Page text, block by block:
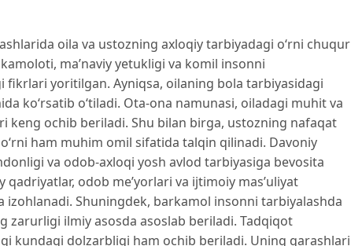
oila va ustozning axloqiy tarbiyadagi o‘rni chuqur
ma’naviy yetukligi va komil insonni
yoritilgan. Ayniqsa, oilaning bola tarbiyasidagi
ko‘rsatib o‘tiladi. Ota-ona namunasi, oiladagi muhit va
keng ochib beriladi. Shu bilan birga, ustozning nafaqat
ham muhim omil sifatida talqin qilinadi. Davoniy
va odob-axloqi yosh avlod tarbiyasiga bevosita
qadriyatlar, odob me’yorlari va ijtimoiy mas’uliyat
Shuningdek, barkamol insonni tarbiyalashda
zarurligi ilmiy asosda asoslab beriladi. Tadqiqot
kundagi dolzarbligi ham ochib beriladi. Uning qarashlari